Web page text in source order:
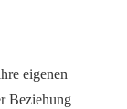
eigenen
Beziehung